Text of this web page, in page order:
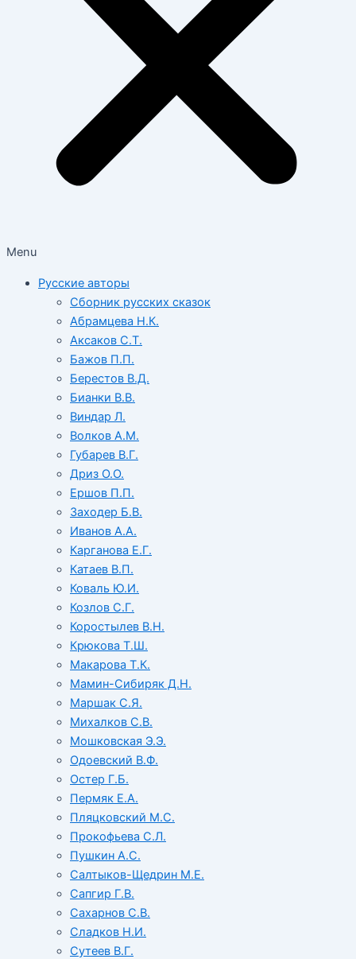
Menu
Русские авторы
Сборник русских сказок
Абрамцева Н.К.
Аксаков С.Т.
Бажов П.П.
Берестов В.Д.
Бианки В.В.
Виндар Л.
Волков А.М.
Губарев В.Г.
Дриз О.О.
Ершов П.П.
Заходер Б.В.
Иванов А.А.
Карганова Е.Г.
Катаев В.П.
Коваль Ю.И.
Козлов С.Г.
Коростылев В.Н.
Крюкова Т.Ш.
Макарова Т.К.
Мамин-Сибиряк Д.Н.
Маршак С.Я.
Михалков С.В.
Мошковская Э.Э.
Одоевский В.Ф.
Остер Г.Б.
Пермяк Е.А.
Пляцковский М.С.
Прокофьева С.Л.
Пушкин А.С.
Салтыков-Щедрин М.Е.
Сапгир Г.В.
Сахарнов С.В.
Сладков Н.И.
Сутеев В.Г.